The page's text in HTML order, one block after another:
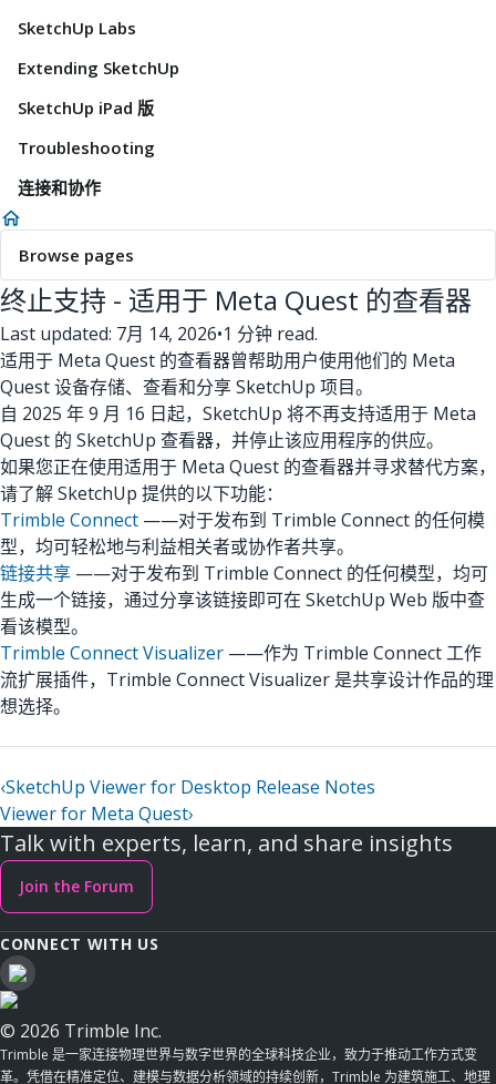
SketchUp Labs
Extending SketchUp
SketchUp iPad 版
Troubleshooting
连接和协作
Browse pages
终止支持 - 适用于 Meta Quest 的查看器
Last updated: 7月 14, 2026•1 分钟 read.
适用于 Meta Quest 的查看器曾帮助用户使用他们的 Meta
Quest 设备存储、查看和分享 SketchUp 项目。
自 2025 年 9 月 16 日起，SketchUp 将不再支持适用于 Meta
Quest 的 SketchUp 查看器，并停止该应用程序的供应。
如果您正在使用适用于 Meta Quest 的查看器并寻求替代方案，
请了解 SketchUp 提供的以下功能：
Trimble Connect ——对于发布到 Trimble Connect 的任何模
型，均可轻松地与利益相关者或协作者共享。
链接共享 ——对于发布到 Trimble Connect 的任何模型，均可
生成一个链接，通过分享该链接即可在 SketchUp Web 版中查
看该模型。
Trimble Connect Visualizer ——作为 Trimble Connect 工作
流扩展插件，Trimble Connect Visualizer 是共享设计作品的理
想选择。
‹SketchUp Viewer for Desktop Release Notes
Viewer for Meta Quest›
Talk with experts, learn, and share insights
Join the Forum
CONNECT WITH US
© 2026 Trimble Inc.
Trimble 是一家连接物理世界与数字世界的全球科技企业，致力于推动工作方式变
革。凭借在精准定位、建模与数据分析领域的持续创新，Trimble 为建筑施工、地理